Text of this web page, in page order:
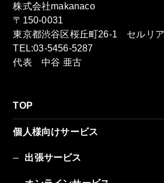
株式会社makanaco
〒150-0031
東京都渋谷区桜丘町26-1 セルリ
TEL:03-5456-5287
代表 中谷 亜古
TOP
個人様向けサービス
出張サービス